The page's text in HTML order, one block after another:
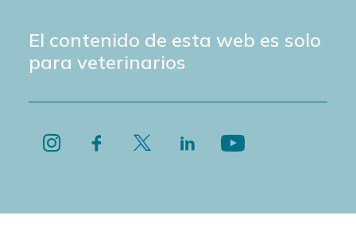
El contenido de esta web es solo
para veterinarios